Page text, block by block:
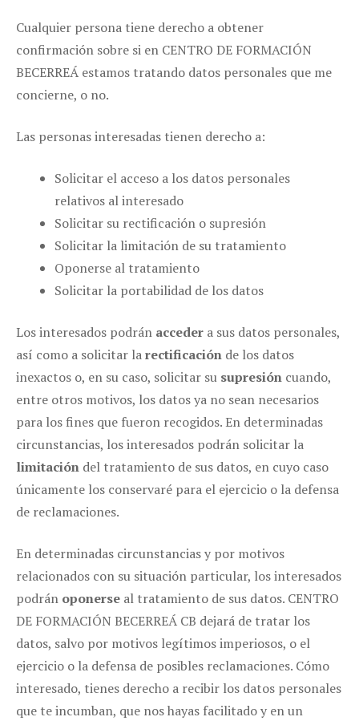
Cualquier persona tiene derecho a obtener
confirmación sobre si en CENTRO DE FORMACIÓN
BECERREÁ estamos tratando datos personales que me
concierne, o no.
Las personas interesadas tienen derecho a:
Solicitar el acceso a los datos personales
relativos al interesado
Solicitar su rectificación o supresión
Solicitar la limitación de su tratamiento
Oponerse al tratamiento
Solicitar la portabilidad de los datos
Los interesados podrán acceder a sus datos personales,
así como a solicitar larectificación de los datos
inexactos o, en su caso, solicitar su supresión cuando,
entre otros motivos, los datos ya no sean necesarios
para los fines que fueron recogidos. En determinadas
circunstancias, los interesados podrán solicitar la
limitación del tratamiento de sus datos, en cuyo caso
únicamente los conservaré para el ejercicio o la defensa
de reclamaciones.
En determinadas circunstancias y por motivos
relacionados con su situación particular, los interesados
podrán oponerse al tratamiento de sus datos. CENTRO
DE FORMACIÓN BECERREÁ CB dejará de tratar los
datos, salvo por motivos legítimos imperiosos, o el
ejercicio o la defensa de posibles reclamaciones. Cómo
interesado, tienes derecho a recibir los datos personales
que te incumban, que nos hayas facilitado y en un